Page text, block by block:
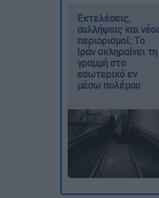
Εκτελέσεις,
συλλήψεις και νέοι
περιορισμοί: Το
Ιράν σκληραίνει τη
γραμμή στο
εσωτερικό εν
μέσω πολέμου